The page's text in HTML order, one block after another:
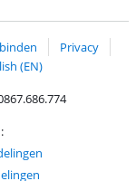
Privacy
(EN)